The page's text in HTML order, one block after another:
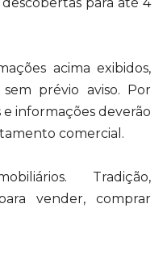
acima exibidos,
prévio aviso. Por
informações deverão
comercial.
Tradição,
vender, comprar